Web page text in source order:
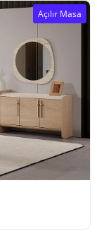
Açılır Masa